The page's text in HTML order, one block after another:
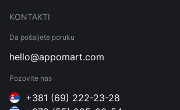
KONTAKTI
Da pošaljete poruku
hello@appomart.com
Pozovite nas
+381 (69) 222-23-28